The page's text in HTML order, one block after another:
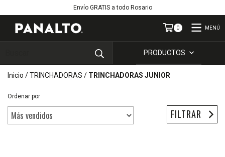
Envío GRATIS a todo Rosario
0 MENÚ
PRODUCTOS
Inicio /TRINCHADORAS / TRINCHADORAS JUNIOR
Ordenar por
FILTRAR